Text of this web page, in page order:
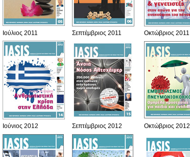
Ιούλιος 2011 Σεπτέμβριος 2011 Οκτώβριος 2011
Ιούνιος 2012 Σεπτέμβριος 2012 Οκτώβριος 2012